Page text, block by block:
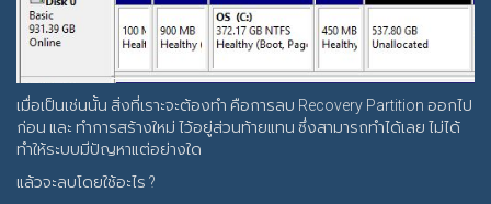
เมื่อเป็นเช่นนั้น สิ่งที่เราะจะต้องทำ คือการลบ Recovery Partition ออกไป
ก่อน และ ทำการสร้างใหม่ ไว้อยู่ส่วนท้ายแทน ซึ่งสามารถทำได้เลย ไม่ได้
ทำให้ระบบมีปัญหาแต่อย่างใด
แล้วจะลบโดยใช้อะไร ?